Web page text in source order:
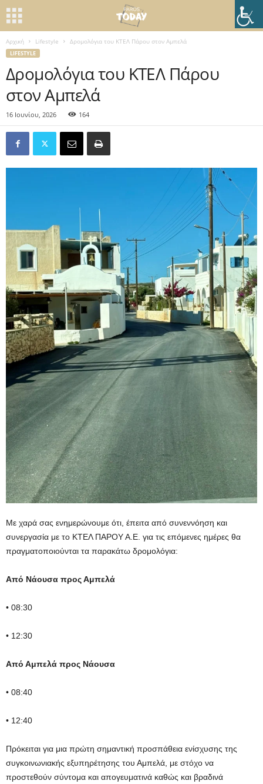
Αρχική Lifestyle Δρομολόγια του ΚΤΕΛ Πάρου στον Αμπελά
LIFESTYLE
Δρομολόγια του ΚΤΕΛ Πάρου
στον Αμπελά
16 Ιουνίου, 2026 164
Με χαρά σας ενημερώνουμε ότι, έπειτα από συνεννόηση και
συνεργασία με το ΚΤΕΛ ΠΑΡΟΥ Α.Ε. για τις επόμενες ημέρες θα
πραγματοποιούνται τα παρακάτω δρομολόγια:
Από Νάουσα προς Αμπελά
• 08:30
• 12:30
Από Αμπελά προς Νάουσα
• 08:40
• 12:40
Πρόκειται για μια πρώτη σημαντική προσπάθεια ενίσχυσης της
συγκοινωνιακής εξυπηρέτησης του Αμπελά, με στόχο να
προστεθούν σύντομα και απογευματινά καθώς και βραδινά